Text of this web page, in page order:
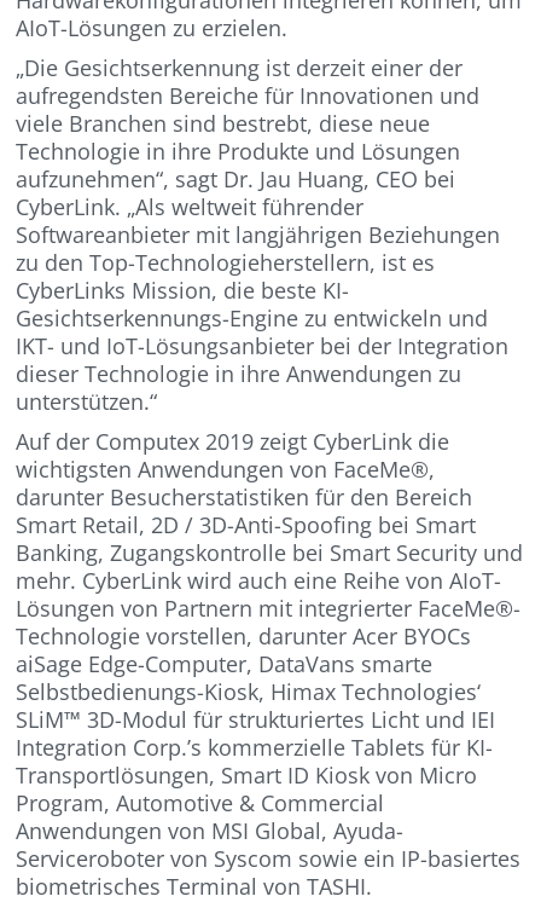
AIoT-Lösungen zu erzielen.
„Die Gesichtserkennung ist derzeit einer der
aufregendsten Bereiche für Innovationen und
viele Branchen sind bestrebt, diese neue
Technologie in ihre Produkte und Lösungen
aufzunehmen“, sagt Dr. Jau Huang, CEO bei
CyberLink. „Als weltweit führender
Softwareanbieter mit langjährigen Beziehungen
zu den Top-Technologieherstellern, ist es
CyberLinks Mission, die beste KI-
Gesichtserkennungs-Engine zu entwickeln und
IKT- und IoT-Lösungsanbieter bei der Integration
dieser Technologie in ihre Anwendungen zu
unterstützen.“
Auf der Computex 2019 zeigt CyberLink die
wichtigsten Anwendungen von FaceMe®,
darunter Besucherstatistiken für den Bereich
Smart Retail, 2D / 3D-Anti-Spoofing bei Smart
Banking, Zugangskontrolle bei Smart Security und
mehr. CyberLink wird auch eine Reihe von AIoT-
Lösungen von Partnern mit integrierter FaceMe®-
Technologie vorstellen, darunter Acer BYOCs
aiSage Edge-Computer, DataVans smarte
Selbstbedienungs-Kiosk, Himax Technologies‘
SLiM™ 3D-Modul für strukturiertes Licht und IEI
Integration Corp.’s kommerzielle Tablets für KI-
Transportlösungen, Smart ID Kiosk von Micro
Program, Automotive & Commercial
Anwendungen von MSI Global, Ayuda-
Serviceroboter von Syscom sowie ein IP-basiertes
biometrisches Terminal von TASHI.